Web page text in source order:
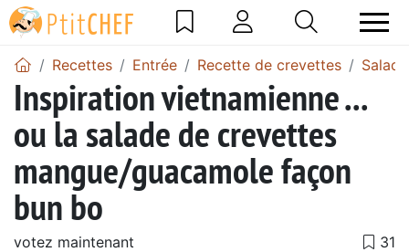
Recettes Entrée Recette de crevettes
Inspiration vietnamienne ...
ou la salade de crevettes
mangue/guacamole façon
bun bo
votez maintenant